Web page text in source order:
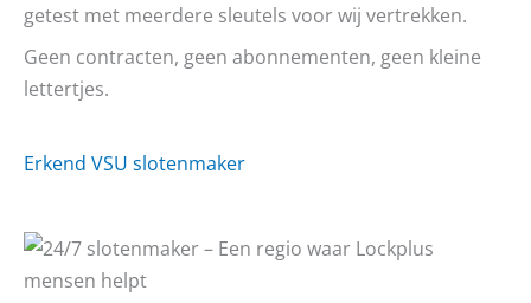
getest met meerdere sleutels voor wij vertrekken.
Geen contracten, geen abonnementen, geen kleine
lettertjes.
Erkend VSU slotenmaker